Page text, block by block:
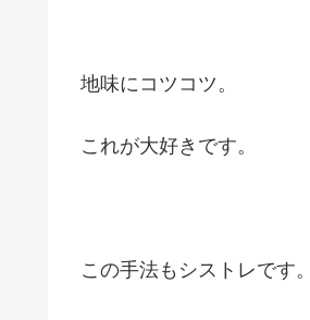
地味にコツコツ。
これが大好きです。
この手法もシストレです。